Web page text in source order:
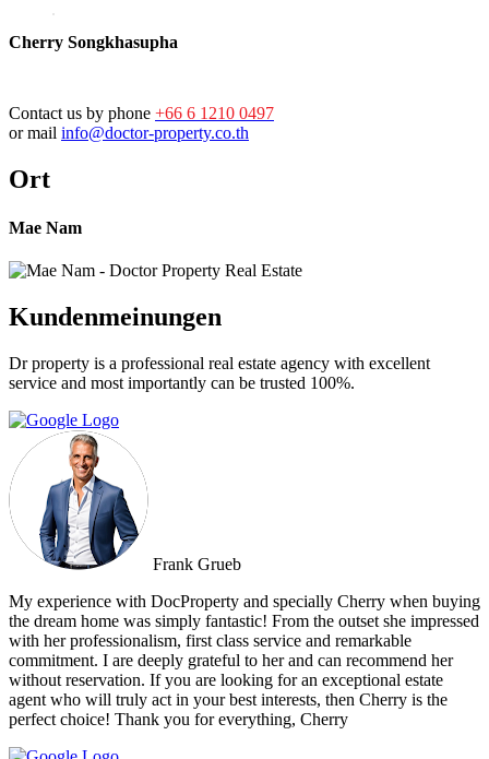
Cherry Songkhasupha
Contact us by phone +66 6 1210 0497
or mail info@doctor-property.co.th
Ort
Mae Nam
Kundenmeinungen
Dr property is a professional real estate agency with excellent
service and most importantly can be trusted 100%.
Frank Grueb
My experience with DocProperty and specially Cherry when buying
the dream home was simply fantastic! From the outset she impressed
with her professionalism, first class service and remarkable
commitment. I are deeply grateful to her and can recommend her
without reservation. If you are looking for an exceptional estate
agent who will truly act in your best interests, then Cherry is the
perfect choice! Thank you for everything, Cherry